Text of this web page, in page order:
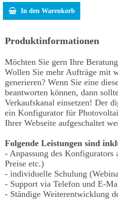
In den Warenkorb
Produktinformationen
Möchten Sie gern Ihre
Wollen Sie mehr Aufträge mit
generieren? Wenn Sie eine
beantworten können, dann
Verkaufskanal einsetzen! Der
ein Konfigurator für
Ihrer Webseite aufgeschaltet
Folgende Leistungen sind
- Anpassung des
Preise etc.)
- individuelle Schulung
- Support via Telefon und E-
- Ständige Weiterentwicklung